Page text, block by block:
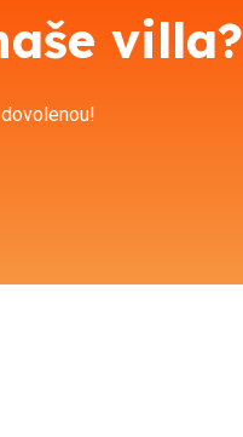
villa?